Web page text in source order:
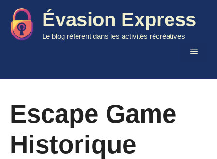
contenu
Évasion Express
Le blog référent dans les activités récréatives
Menu
Escape Game
Historique